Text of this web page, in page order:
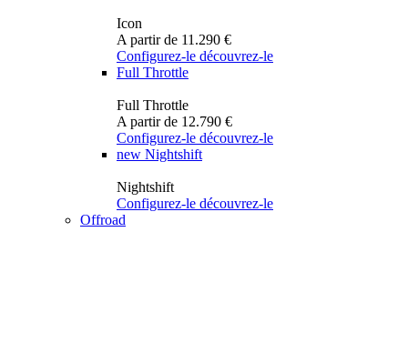
Icon
A partir de 11.290 €
Configurez-le découvrez-le
Full Throttle
Full Throttle
A partir de 12.790 €
Configurez-le découvrez-le
new Nightshift
Nightshift
Configurez-le découvrez-le
Offroad